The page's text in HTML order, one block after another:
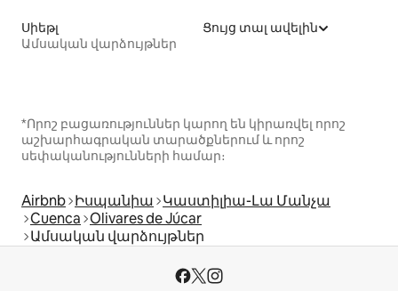
Սիեթլ
Ամսական վարձույթներ
Ցույց տալ ավելին
*Որոշ բացառություններ կարող են կիրառվել որոշ
աշխարհագրական տարածքներում և որոշ
սեփականությունների համար։
Airbnb Իսպանիա Կաստիլիա-Լա Մանչա
Cuenca Olivares de Júcar
Ամսական վարձույթներ